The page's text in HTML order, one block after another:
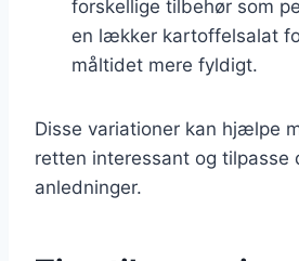
forskellige tilbehør som
en lækker kartoffelsalat
måltidet mere fyldigt.
Disse variationer kan hjælpe
retten interessant og tilpasse
anledninger.